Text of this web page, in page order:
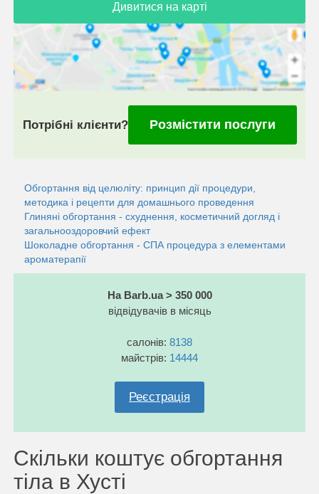
Дивитися на карті
Потрібні клієнти? Розмістити послуги
Обгортання від целюліту: принцип дії процедури,
методика і рецепти для домашнього проведення
Глиняні обгортання - схуднення, косметичний догляд і
загальнооздоровчий ефект
Шоколадне обгортання - СПА процедура з елементами
ароматерапії
На Barb.ua > 350 000
відвідувачів в місяць
салонів: 8138
майстрів: 14444
Реєстрація
Скільки коштує обгортання
тіла в Хусті